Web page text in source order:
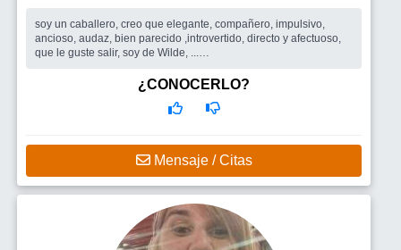
soy un caballero, creo que elegante, compañero, impulsivo,
ancioso, audaz, bien parecido ,introvertido, directo y afectuoso,
que le guste salir, soy de Wilde, ...
romantica, independiente, seductora, sensual y sexual, y
escuche y converse, tenga buen humor y sea compañera,
compinche, me gustaría enc
¿CONOCERLO?
Mensaje / Citas